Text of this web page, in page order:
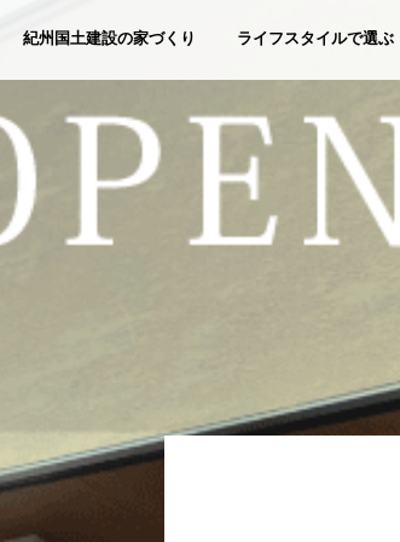
紀州国土建設の家づくり ライフスタイルで選ぶ